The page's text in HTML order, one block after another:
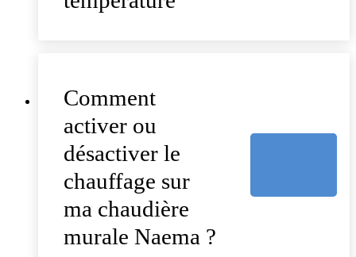
Comment
activer ou
désactiver le
chauffage sur
ma chaudière
murale Naema ?